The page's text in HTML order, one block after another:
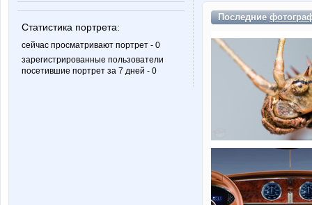
Статистика портрета:
сейчас просматривают портрет - 0
зарегистрированные пользователи
посетившие портрет за 7 дней - 0
Последние